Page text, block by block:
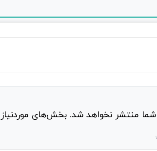
شما منتشر نخواهد شد. بخش‌های